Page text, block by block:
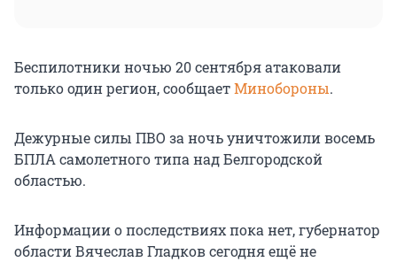
Беспилотники ночью 20 сентября атаковали
только один регион, сообщаетМинобороны.
Дежурные силы ПВО за ночь уничтожили восемь
БПЛА самолетного типа над Белгородской
областью.
Информации о последствиях пока нет, губернатор
области Вячеслав Гладков сегодня ещё не